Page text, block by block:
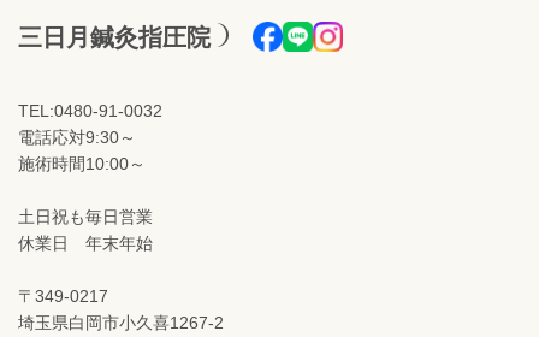
三日月鍼灸指圧院
TEL:0480-91-0032
電話応対9:30～
施術時間10:00～
土日祝も毎日営業
休業日 年末年始
〒349-0217
埼玉県白岡市小久喜1267-2